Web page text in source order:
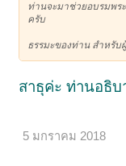
ท่านจะมาช่วยอบรมพร
ครับ
ธรรมะของท่าน สำหรั
สาธุค่ะ ท่านอธิบ
5 มกราคม 2018